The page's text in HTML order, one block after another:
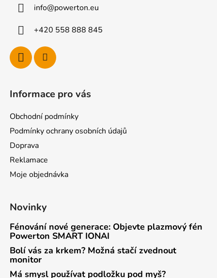
info@powerton.eu
+420 558 888 845
Informace pro vás
Obchodní podmínky
Podmínky ochrany osobních údajů
Doprava
Reklamace
Moje objednávka
Novinky
Fénování nové generace: Objevte plazmový fén
Powerton SMART IONAI
Bolí vás za krkem? Možná stačí zvednout
monitor
Má smysl používat podložku pod myš?